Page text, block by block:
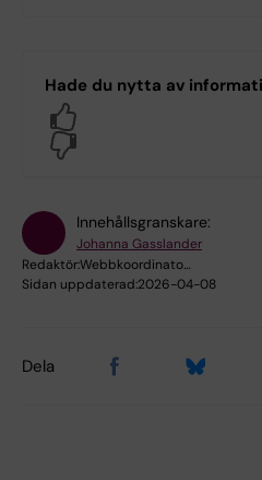
Hade du nytta av
Innehållsgranskare:
Johanna Gasslander
Redaktör:Webbkoordinato…
Sidan uppdaterad:2026-04-08
Dela